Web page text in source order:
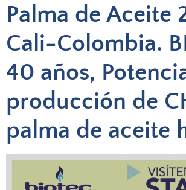
Palma de Aceite
Cali-Colombia.
40 años,
producción de
palma de aceite